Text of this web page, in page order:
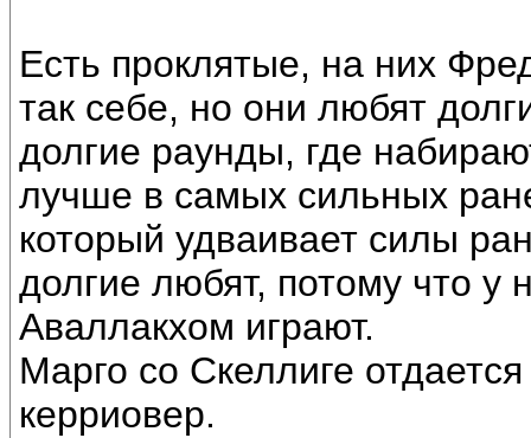
Есть проклятые, на них
так себе, но они любят
долгие раунды, где
лучше в самых сильных
который удваивает силы
долгие любят, потому что
Аваллакхом играют.
Марго со Скеллиге
керриовер.